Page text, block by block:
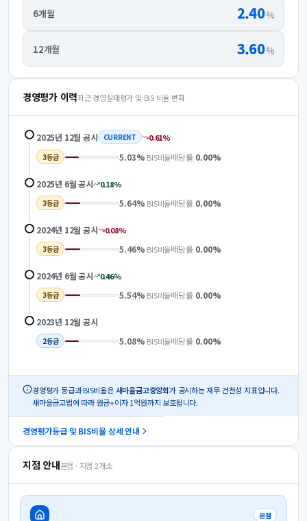
6개월 2.40%
12개월 3.60%
경영평가 이력최근 경영실태평가 및 BIS 비율 변화
2025년 12월 공시 CURRENT 0.61%
3등급 5.03% BIS비율배당률 0.00%
2025년 6월공시 0.18%
3등급 5.64% BIS비율배당률 0.00%
2024년 12월 공시 0.08%
3등급 5.46% BIS비율배당률 0.00%
2024년 6월공시 0.46%
3등급 5.54% BIS비율배당률 0.00%
2023년 12월 공시
2등급 5.08% BIS비율배당률 0.00%
경영평가 등급과 BIS비율은 새마을금고중앙회가 공시하는 재무 건전성 지표입니다.
새마을금고법에 따라 원금+이자 1억원까지 보호됩니다.
경영평가등급 및 BIS비율 상세 안내
지점 안내본점 · 지점 2개소
본점